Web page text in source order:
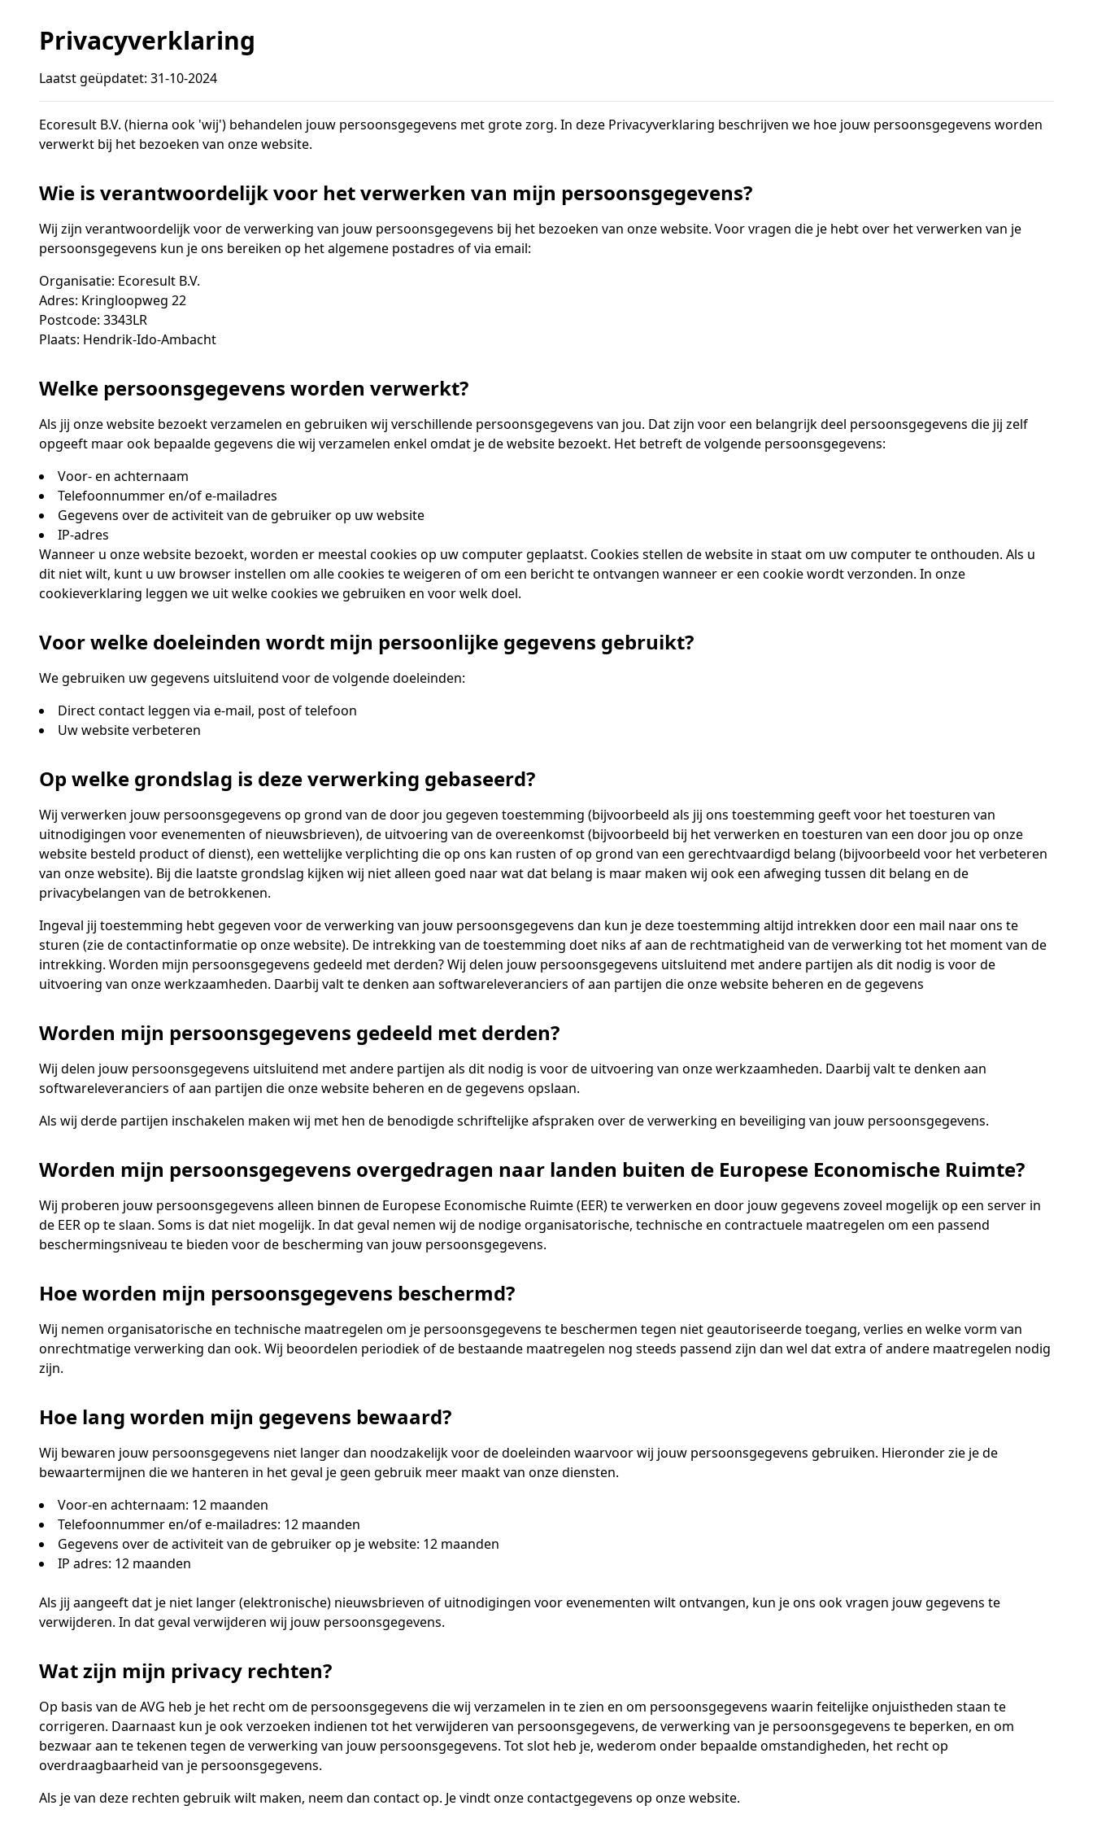
Privacyverklaring
Laatst geüpdatet: 31-10-2024
Ecoresult B.V. (hierna ook 'wij') behandelen jouw persoonsgegevens met grote zorg. In deze Privacyverklaring beschrijven we hoe jouw persoonsgegevens worden
verwerkt bij het bezoeken van onze website.
Wie is verantwoordelijk voor het verwerken van mijn persoonsgegevens?
Wij zijn verantwoordelijk voor de verwerking van jouw persoonsgegevens bij het bezoeken van onze website. Voor vragen die je hebt over het verwerken van je
persoonsgegevens kun je ons bereiken op het algemene postadres of via email:
Organisatie: Ecoresult B.V.
Adres: Kringloopweg 22
Postcode: 3343LR
Plaats: Hendrik-Ido-Ambacht
Welke persoonsgegevens worden verwerkt?
Als jij onze website bezoekt verzamelen en gebruiken wij verschillende persoonsgegevens van jou. Dat zijn voor een belangrijk deel persoonsgegevens die jij zelf
opgeeft maar ook bepaalde gegevens die wij verzamelen enkel omdat je de website bezoekt. Het betreft de volgende persoonsgegevens:
Voor- en achternaam
Telefoonnummer en/of e-mailadres
Gegevens over de activiteit van de gebruiker op uw website
IP-adres
Wanneer u onze website bezoekt, worden er meestal cookies op uw computer geplaatst. Cookies stellen de website in staat om uw computer te onthouden. Als u
dit niet wilt, kunt u uw browser instellen om alle cookies te weigeren of om een bericht te ontvangen wanneer er een cookie wordt verzonden. In onze
cookieverklaring leggen we uit welke cookies we gebruiken en voor welk doel.
Voor welke doeleinden wordt mijn persoonlijke gegevens gebruikt?
We gebruiken uw gegevens uitsluitend voor de volgende doeleinden:
Direct contact leggen via e-mail, post of telefoon
Uw website verbeteren
Op welke grondslag is deze verwerking gebaseerd?
Wij verwerken jouw persoonsgegevens op grond van de door jou gegeven toestemming (bijvoorbeeld als jij ons toestemming geeft voor het toesturen van
uitnodigingen voor evenementen of nieuwsbrieven), de uitvoering van de overeenkomst (bijvoorbeeld bij het verwerken en toesturen van een door jou op onze
website besteld product of dienst), een wettelijke verplichting die op ons kan rusten of op grond van een gerechtvaardigd belang (bijvoorbeeld voor het verbeteren
van onze website). Bij die laatste grondslag kijken wij niet alleen goed naar wat dat belang is maar maken wij ook een afweging tussen dit belang en de
privacybelangen van de betrokkenen.
Ingeval jij toestemming hebt gegeven voor de verwerking van jouw persoonsgegevens dan kun je deze toestemming altijd intrekken door een mail naar ons te
sturen (zie de contactinformatie op onze website). De intrekking van de toestemming doet niks af aan de rechtmatigheid van de verwerking tot het moment van de
intrekking. Worden mijn persoonsgegevens gedeeld met derden? Wij delen jouw persoonsgegevens uitsluitend met andere partijen als dit nodig is voor de
uitvoering van onze werkzaamheden. Daarbij valt te denken aan softwareleveranciers of aan partijen die onze website beheren en de gegevens
Worden mijn persoonsgegevens gedeeld met derden?
Wij delen jouw persoonsgegevens uitsluitend met andere partijen als dit nodig is voor de uitvoering van onze werkzaamheden. Daarbij valt te denken aan
softwareleveranciers of aan partijen die onze website beheren en de gegevens opslaan.
Als wij derde partijen inschakelen maken wij met hen de benodigde schriftelijke afspraken over de verwerking en beveiliging van jouw persoonsgegevens.
Worden mijn persoonsgegevens overgedragen naar landen buiten de Europese Economische Ruimte?
Wij proberen jouw persoonsgegevens alleen binnen de Europese Economische Ruimte (EER) te verwerken en door jouw gegevens zoveel mogelijk op een server in
de EER op te slaan. Soms is dat niet mogelijk. In dat geval nemen wij de nodige organisatorische, technische en contractuele maatregelen om een passend
beschermingsniveau te bieden voor de bescherming van jouw persoonsgegevens.
Hoe worden mijn persoonsgegevens beschermd?
Wij nemen organisatorische en technische maatregelen om je persoonsgegevens te beschermen tegen niet geautoriseerde toegang, verlies en welke vorm van
onrechtmatige verwerking dan ook. Wij beoordelen periodiek of de bestaande maatregelen nog steeds passend zijn dan wel dat extra of andere maatregelen nodig
zijn.
Hoe lang worden mijn gegevens bewaard?
Wij bewaren jouw persoonsgegevens niet langer dan noodzakelijk voor de doeleinden waarvoor wij jouw persoonsgegevens gebruiken. Hieronder zie je de
bewaartermijnen die we hanteren in het geval je geen gebruik meer maakt van onze diensten.
Voor-en achternaam: 12 maanden
Telefoonnummer en/of e-mailadres: 12 maanden
Gegevens over de activiteit van de gebruiker op je website: 12 maanden
IP adres: 12 maanden
Als jij aangeeft dat je niet langer (elektronische) nieuwsbrieven of uitnodigingen voor evenementen wilt ontvangen, kun je ons ook vragen jouw gegevens te
verwijderen. In dat geval verwijderen wij jouw persoonsgegevens.
Wat zijn mijn privacy rechten?
Op basis van de AVG heb je het recht om de persoonsgegevens die wij verzamelen in te zien en om persoonsgegevens waarin feitelijke onjuistheden staan te
corrigeren. Daarnaast kun je ook verzoeken indienen tot het verwijderen van persoonsgegevens, de verwerking van je persoonsgegevens te beperken, en om
bezwaar aan te tekenen tegen de verwerking van jouw persoonsgegevens. Tot slot heb je, wederom onder bepaalde omstandigheden, het recht op
overdraagbaarheid van je persoonsgegevens.
Als je van deze rechten gebruik wilt maken, neem dan contact op. Je vindt onze contactgegevens op onze website.